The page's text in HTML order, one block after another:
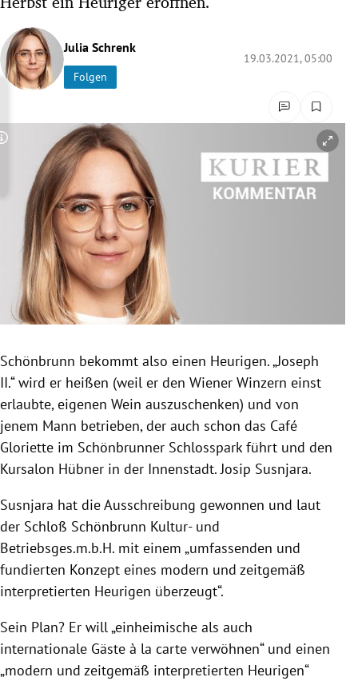
Untermenü
Untermenü
Untermenü
Untermenü
Untermenü
Untermenü
Untermenü
Untermenü
Untermenü
Julia Schrenk
Folgen
19.03.2021, 05:00
Copyright-Hinweis öffnen/schließen
Schönbrunn bekommt also einen Heurigen. „Joseph
II.“ wird er heißen (weil er den Wiener Winzern einst
erlaubte, eigenen Wein auszuschenken) und von
jenem Mann betrieben, der auch schon das Café
Gloriette im Schönbrunner Schlosspark führt und den
Kursalon Hübner in der Innenstadt. Josip Susnjara.
Susnjara hat die Ausschreibung gewonnen und laut
der Schloß Schönbrunn Kultur- und
Betriebsges.m.b.H. mit einem „umfassenden und
fundierten Konzept eines modern und zeitgemäß
interpretierten Heurigen überzeugt“.
Sein Plan? Er will „einheimische als auch
internationale Gäste à la carte verwöhnen“ und einen
„modern und zeitgemäß interpretierten Heurigen“